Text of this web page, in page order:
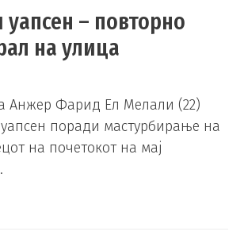
– повторно
на улица
Анжер Фарид Ел Мелали (22)
поради мастурбирање на
на почетокот на мај